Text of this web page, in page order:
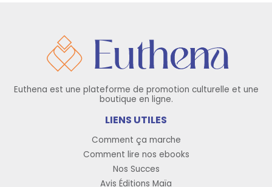
Euthena est une plateforme de promotion culturelle et une
boutique en ligne.
LIENS UTILES
Comment ça marche
Comment lire nos ebooks
Nos Succes
Avis Éditions Maïa